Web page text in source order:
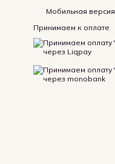
Мобильная версия
Принимаем к оплате